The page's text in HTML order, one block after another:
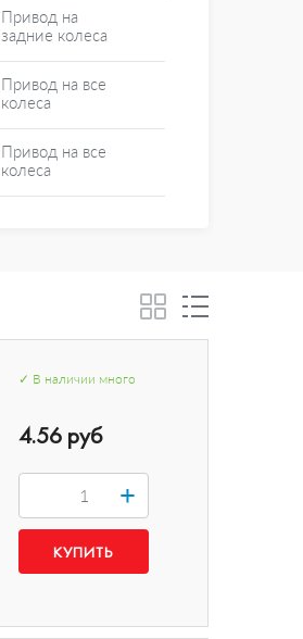
Привод на
задние колеса
Привод на все
колеса
Привод на все
колеса
✓ В наличии много
4.56 руб
+